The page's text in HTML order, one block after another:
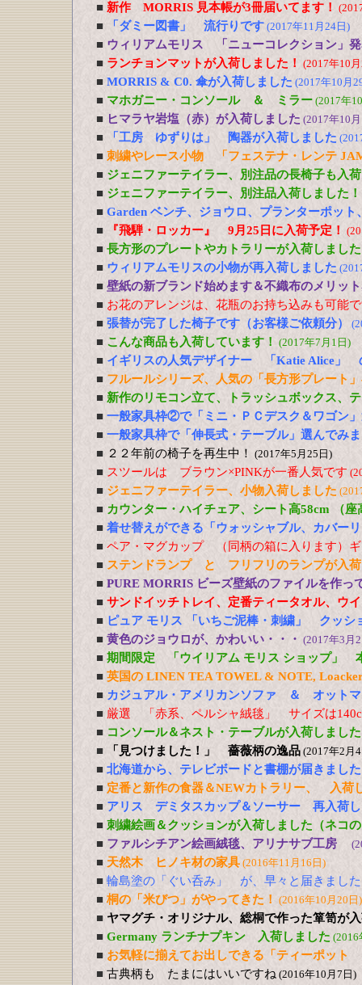
■ 新作 MORRIS 見本帳が3冊届いてます！
■ 「ダミー図書」 流行りです (2017年11月24日)
■ ウィリアムモリス 「ニューコレクション」
■ ランチョンマットが入荷しました！ (2017年10
■ MORRIS & C0. 傘が入荷しました (2017年10月
■ マホガニー・コンソール ＆ ミラー (2017年
■ ヒマラヤ岩塩（赤）が入荷しました (2017年10
■ 「工房 ゆずりは」 陶器が入荷しました
■ 刺繍やレース小物 「フェステナ・レンテ
■ ジェニファーテイラー、別注品の長椅子も入
■ ジェニファーテイラー、別注品入荷しました！
■ Garden ベンチ、ジョウロ、プランターポット
■
『飛騨・ロッカー』 9月25日に入荷予定！
■ 長方形のプレートやカトラリーが入荷しました
■ ウィリアムモリスの小物が再入荷しました
■ 壁紙の新ブランド始めます＆不織布のメリッ
■ お花のアレンジは、花瓶のお持ち込みも可能
■ 張替が完了した椅子です（お客様ご依頼分）
■ こんな商品も入荷しています！ (2017年7月1日)
■ イギリスの人気デザイナー 「Katie Alice」
■ フルールシリーズ、人気の「長方形プレート
■ 新作のリモコン立て、トラッシュボックス、
■ 一般家具枠②で「ミニ・ＰＣデスク＆ワゴン
■ 一般家具枠で「伸長式・テーブル」選んでみ
■ ２２年前の椅子を再生中！ (2017年5月25日)
■ スツールは ブラウン×PINKが一番人気です
■ ジェニファーテイラー、小物入荷しました
■ カウンター・ハイチェア、シート高58cm （座
■ 着せ替えができる「ウォッシャブル、カバー
■ ペア・マグカップ （同柄の箱に入ります）
■ ステンドランプ と フリフリのランプが入荷
■ PURE MORRIS ビーズ壁紙のファイルを作っ
■ サンドイッチトレイ、定番ティータオル、ウ
■ ピュア モリス 「いちご泥棒・刺繍」 クッシ
■ 黄色のジョウロが、かわいい・・・ (2017年3月
■ 期間限定 「ウイリアム モリス ショップ」
■ 英国の LINEN TEA TOWEL & NOTE,
■ カジュアル・アメリカンソファ ＆ オット
■ 厳選 「赤系、ペルシャ絨毯」 サイズは
■ コンソール＆ネスト・テーブルが入荷しました
■ 「見つけました！」 薔薇柄の逸品 (2017年2月
■ 北海道から、テレビボードと書棚が届きました
■ 定番と新作の食器＆NEWカトラリー、 入荷
■ アリス デミタスカップ＆ソーサー 再入荷し
■ 刺繍絵画＆クッションが入荷しました（ネコ
■ ファルシチアン絵画絨毯、アリナサブ工房
■ 天然木 ヒノキ材の家具 (2016年11月16日)
■ 輪島塗の「ぐい呑み」 が、早々と届きました
■ 桐の「米びつ」がやってきた！ (2016年10月20日)
■ ヤマグチ・オリジナル、総桐で作った箪笥が
■ Germany ランチナプキン 入荷しました (2016
■ お気軽に揃えてお出しできる「ティーポッ
■ 古典柄も たまにはいいですね (2016年10月7日)